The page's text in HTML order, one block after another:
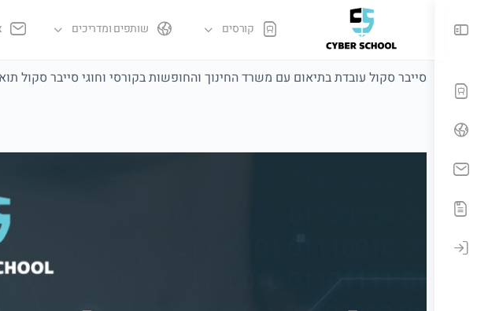
קורסים שותפים ומדריכים
סייבר סקול עובדת בתיאום עם משרד החינוך והחופשות בקורסי וחוגי סייבר